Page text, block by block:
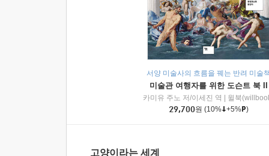
서양 미술사의 흐름을 꿰는 반려 미술
미술관 여행자를 위한 도슨트 북 II
카미유 주노 저/이세진 역
윌북
29,700원 (10% +5% )
고양이라는 세계